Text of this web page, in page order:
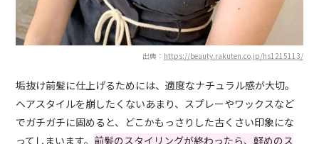
出典： https://beauty.rakuten.co.jp/hs1215113/
垢抜け前髪に仕上げるためには、適度なナチュラル感が大切。
ヘアスタイルを崩したくないあまり、スプレーやワックスなど
でガチガチに固めると、どこかもっさりした古くさい印象にな
ってしまいます。 前髪のスタイリングが終わったら、軽めのス